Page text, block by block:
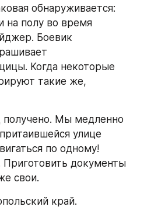
обнаруживается:
на полу во время
Боевик
Когда некоторые
такие же,
получено. Мы медленно
улице
по одному!
Приготовить документы
свои.
край.